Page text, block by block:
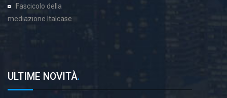
Fascicolo della
mediazione Italcase
ULTIME NOVITÀ.